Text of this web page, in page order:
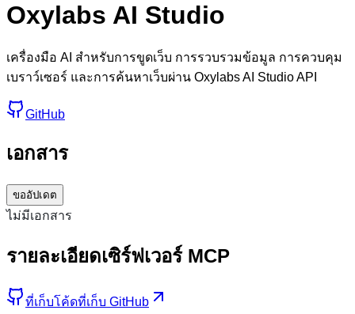
Oxylabs AI Studio
เครื่องมือ AI สำหรับการขูดเว็บ การรวบรวมข้อมูล การควบคุม
เบราว์เซอร์ และการค้นหาเว็บผ่าน Oxylabs AI Studio API
GitHub
เอกสาร
ขออัปเดต
ไม่มีเอกสาร
รายละเอียดเซิร์ฟเวอร์ MCP
ที่เก็บโค้ดที่เก็บ GitHub